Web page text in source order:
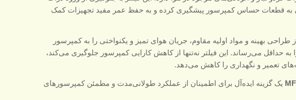
به قطعات حساس کمپرسور پیشگیری کرده و به حفظ عمر مفید تجهیزات کمک
طراحی بهینه و مواد اولیه مقاوم، جریان هوای تمیز و یکنواختی را به کمپرسور
به حداقل می‌رساند. این فیلتر نه‌تنها از کاهش کارایی کمپرسور جلوگیری می‌کند،
تعمیر و نگهداری را کاهش می‌دهد.
یک گزینه ایده‌آل برای اطمینان از عملکرد طولانی‌مدت و مطمئن کمپرسورهای